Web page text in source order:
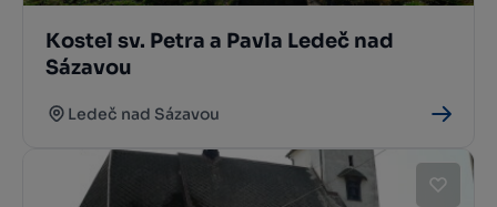
Kostel sv. Petra a Pavla Ledeč nad
Sázavou
Ledeč nad Sázavou